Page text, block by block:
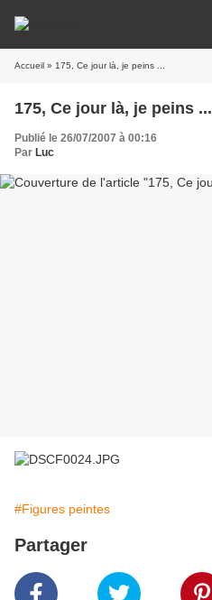
Accueil » 175, Ce jour là, je peins ...
175, Ce jour là, je peins ...
Publié le 26/07/2007 à 00:16
Par Luc
#Figures peintes
Partager